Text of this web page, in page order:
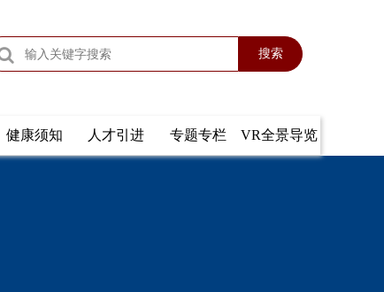
搜索
健康须知 人才引进 专题专栏 VR全景导览